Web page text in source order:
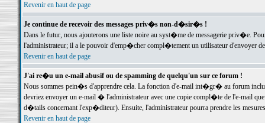
Revenir en haut de page
Je continue de recevoir des messages priv�s non-d�sir�s !
Dans le futur, nous ajouterons une liste noire au syst�me de messagerie priv�e.
l'administrateur; il a le pouvoir d'emp�cher compl�tement un utilisateur d'envoyer
Revenir en haut de page
J'ai re�u un e-mail abusif ou de spamming de quelqu'un sur ce forum !
Nous sommes pein�s d'apprendre cela. La fonction d'e-mail int�gr� au forum inclut
devriez envoyer un e-mail � l'administrateur avec une copie compl�te de l'e-mail
d�tails concernant l'exp�diteur). Ensuite, l'administrateur pourra prendre les
Revenir en haut de page